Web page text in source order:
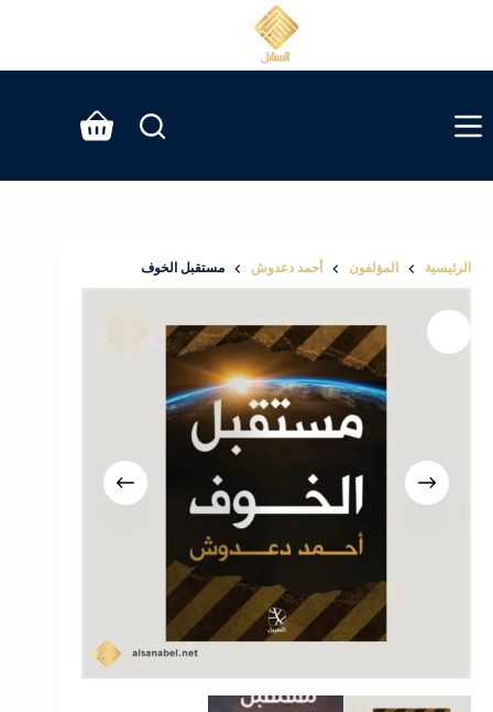
عربة
التسوق
الرئيسية المؤلفون أحمد دعدوش مستقبل الخوف